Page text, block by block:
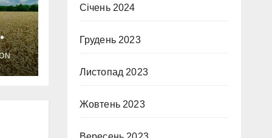
Січень 2024
Грудень 2023
Листопад 2023
Жовтень 2023